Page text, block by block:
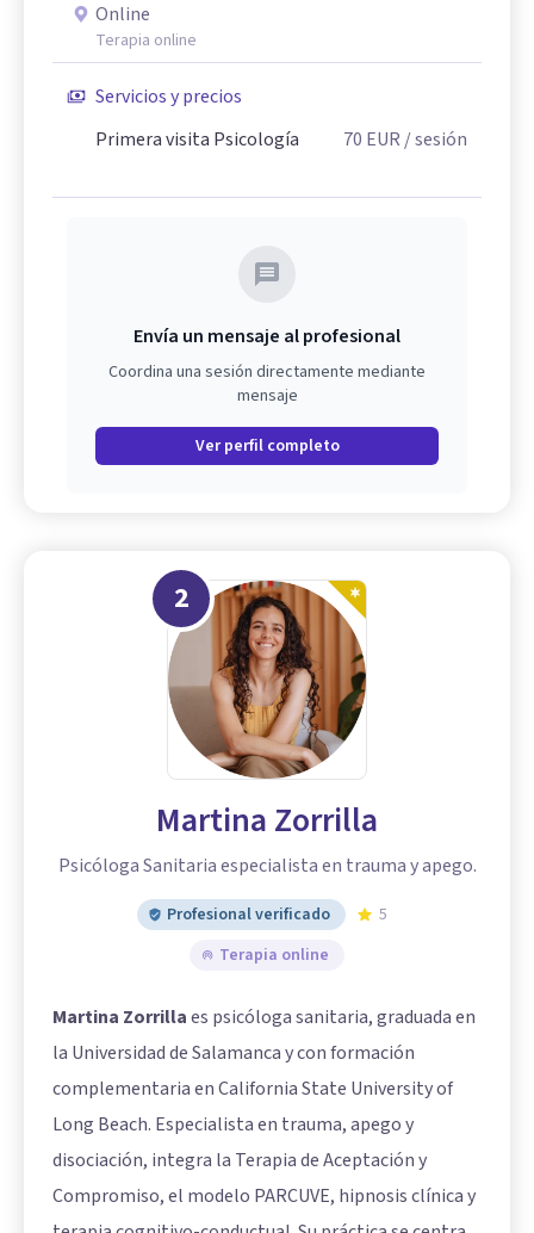
Online
Terapia online
Servicios y precios
Primera visita Psicología
70 EUR / sesión
Envía un mensaje al profesional
Coordina una sesión directamente mediante
mensaje
Ver perfil completo
2
Martina Zorrilla
Psicóloga Sanitaria especialista en trauma y apego.
Profesional verificado
5
Terapia online
Martina Zorrillaes psicóloga sanitaria, graduada en
la Universidad de Salamanca y con formación
complementaria en California State University of
Long Beach. Especialista en trauma, apego y
disociación, integra la Terapia de Aceptación y
Compromiso, el modelo PARCUVE, hipnosis clínica y